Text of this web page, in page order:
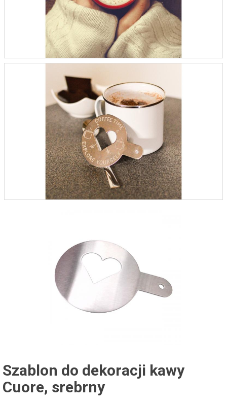
Szablon do dekoracji kawy
Cuore, srebrny